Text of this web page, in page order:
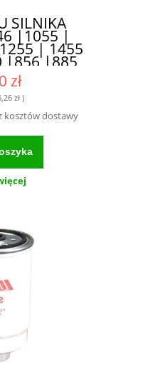
SILNIKA
|1055 |
| 1455
|856 |885
XL |956
|268
|495XL
795XL
|685XL
-
DLA
zł
zł)
kosztów dostawy